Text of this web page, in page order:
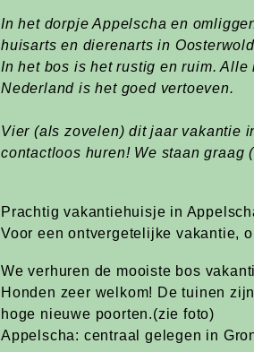
In het dorpje Appelscha en
huisarts en dierenarts in
In het bos is het rustig en ruim.
Nederland is het goed vertoeven.
Vier (als zovelen) dit jaar vakantie
contactloos huren! We staan graag
Prachtig vakantiehuisje in
Voor een ontvergetelijke vakantie,
We verhuren de mooiste bos
Honden zeer welkom! De tuinen
hoge nieuwe poorten.(zie foto)
Appelscha: centraal gelegen in